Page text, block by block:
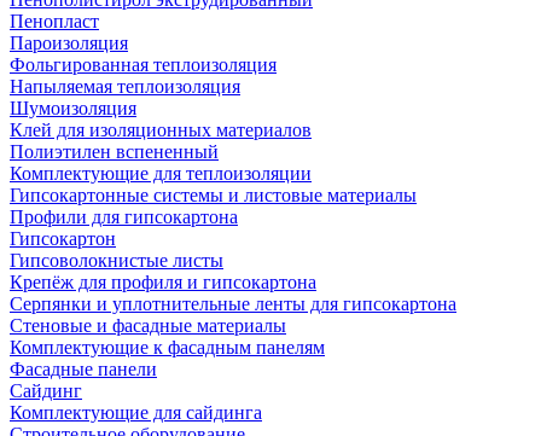
Пенопласт
Пароизоляция
Фольгированная теплоизоляция
Напыляемая теплоизоляция
Шумоизоляция
Клей для изоляционных материалов
Полиэтилен вспененный
Комплектующие для теплоизоляции
Гипсокартонные системы и листовые материалы
Профили для гипсокартона
Гипсокартон
Гипсоволокнистые листы
Крепёж для профиля и гипсокартона
Серпянки и уплотнительные ленты для гипсокартона
Стеновые и фасадные материалы
Комплектующие к фасадным панелям
Фасадные панели
Сайдинг
Комплектующие для сайдинга